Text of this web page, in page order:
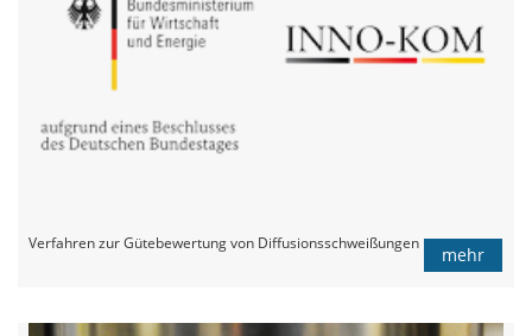
Verfahren zur Gütebewertung von Diffusionsschweißungen
mehr